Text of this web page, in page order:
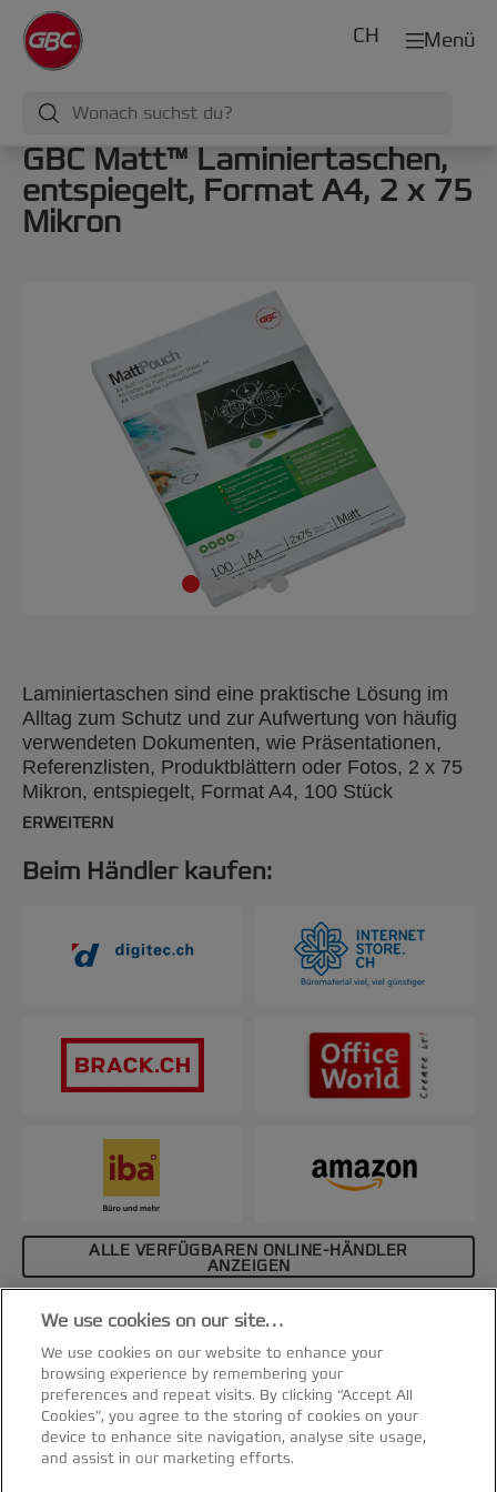
Menü
CH
GBC Matt™ Laminiertaschen,
entspiegelt, Format A4, 2 x 75
Mikron
Laminiertaschen sind eine praktische Lösung im
Alltag zum Schutz und zur Aufwertung von häufig
verwendeten Dokumenten, wie Präsentationen,
Referenzlisten, Produktblättern oder Fotos, 2 x 75
Mikron, entspiegelt, Format A4, 100 Stück
ERWEITERN
Beim Händler kaufen:
ALLE VERFÜGBAREN ONLINE-HÄNDLER
ANZEIGEN
Spezifikationen & Merkmale
We use cookies on our site…
We use cookies on our website to enhance your
browsing experience by remembering your
preferences and repeat visits. By clicking “Accept All
Cookies”, you agree to the storing of cookies on your
device to enhance site navigation, analyse site usage,
and assist in our marketing efforts.